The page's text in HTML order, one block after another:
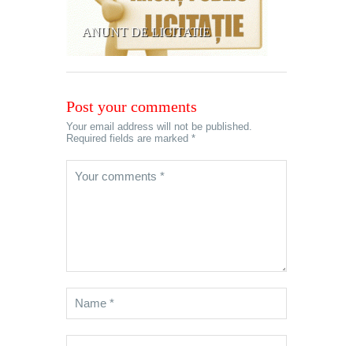
ANUNT DE LICITATIE
Post your comments
Your email address will not be published.
Required fields are marked *